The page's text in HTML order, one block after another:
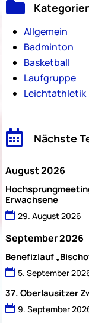

Allgemein
Badminton
Basketball
Laufgruppe
Leichtathletik
 Nächste
August 2026
Erwachsene
29. August 2026
September 2026
Benefizlauf
5. September
37. Oberlausitzer
9. September